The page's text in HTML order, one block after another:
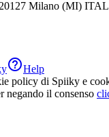
Milano (MI)
Help
policy di Spiiky e
negando il consenso